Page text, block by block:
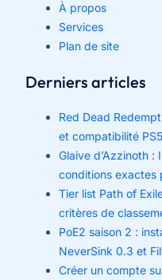
À propos
Services
Plan de site
Derniers articles
Red Dead
et compatibilité
Glaive d’Azzinoth :
conditions exactes
Tier list Path of
critères de
PoE2 saison 2 :
NeverSink 0.3 et
Créer un compte